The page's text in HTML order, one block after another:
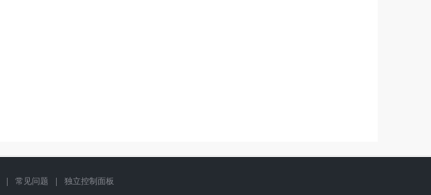
| 常见问题 |
独立控制面板